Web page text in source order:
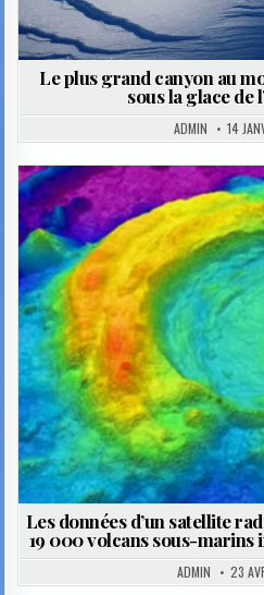
Le plus grand canyon au
sous la glace de
ADMIN 14
Posted
in
Les données d’un satellite
19 000 volcans sous-marins
ADMIN 23